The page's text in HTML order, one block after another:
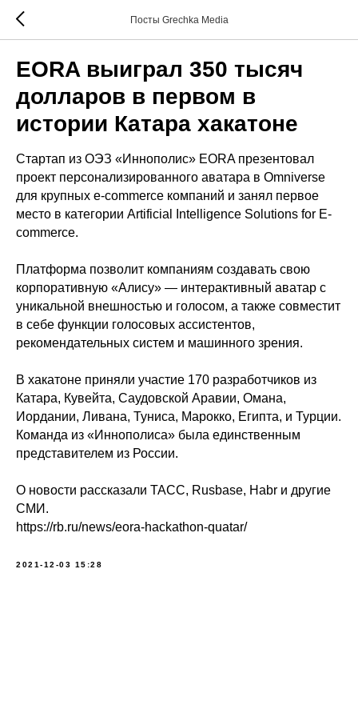
Посты Grechka Media
EORA выиграл 350 тысяч
долларов в первом в
истории Катара хакатоне
Стартап из ОЭЗ «Иннополис» EORA презентовал
проект персонализированного аватара в Omniverse
для крупных e-commerce компаний и занял первое
место в категории Artificial Intelligence Solutions for E-
commerce.
Платформа позволит компаниям создавать свою
корпоративную «Алису» — интерактивный аватар с
уникальной внешностью и голосом, а также совместит
в себе функции голосовых ассистентов,
рекомендательных систем и машинного зрения.
В хакатоне приняли участие 170 разработчиков из
Катара, Кувейта, Саудовской Аравии, Омана,
Иордании, Ливана, Туниса, Марокко, Египта, и Турции.
Команда из «Иннополиса» была единственным
представителем из России.
О новости рассказали ТАСС, Rusbase, Habr и другие
СМИ.
https://rb.ru/news/eora-hackathon-quatar/
2021-12-03 15:28